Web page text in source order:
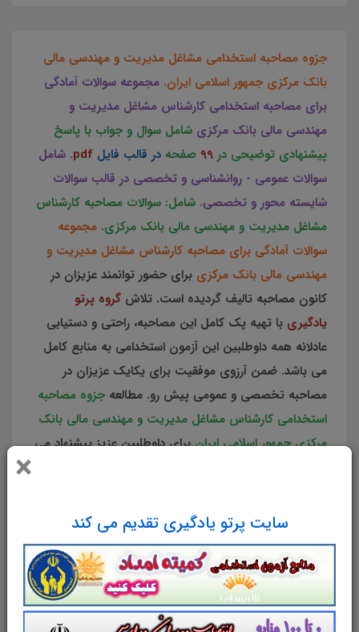
×
سایت پرتو یادگیری تقدیم می کند
جزوه مصاحبه استخدامی مشاغل مدیریت و مهندسی مالی
بانک مرکزی جمهور اسلامی ایران. مجموعه سوالات آمادگی
برای مصاحبه استخدامی کارشناس مشاغل مدیریت و
مهندسی مالی بانک مرکزی شامل سوال و جواب با پاسخ
پیشنهادی توضیحی در 99 صفحه در قالب فایل pdf. شامل
سوالات عمومی - روانشناسی و تخصصی در قالب سوالات
شایسته محور و تخصصی. شامل: سوالات مصاحبه کارشناس
مشاغل مدیریت و مهندسی مالی بانک مرکزی. مجموعه
سوالات آمادگی برای مصاحبه کارشناس مشاغل مدیریت و
مهندسی مالی بانک مرکزی برای حضور توانمند عزیزان در
کانون مصاحبه تالیف گردیده است. تلاش گروه پرتو
یادگیری با تهیه پک کامل این مصاحبه، راحتی و دستیابی
عادلانه همه داوطلبین این آزمون استخدامی به منابع کامل
می باشد. ضمن آرزوی موفقیت برای یکایک عزیزان در
مصاحبه تخصصی و عمومی پیش رو. مطالعه جزوه مصاحبه
استخدامی کارشناس مشاغل مدیریت و مهندسی مالی بانک
مرکزی جمهور اسلامی ایرانبرای داوطلبین عزیز پیشنهاد می
مشخصات دیدگاه‌ها
جزوه مصاحبه استخدامیکارشناس
مشاغل مدیریت و مهندسی مالی